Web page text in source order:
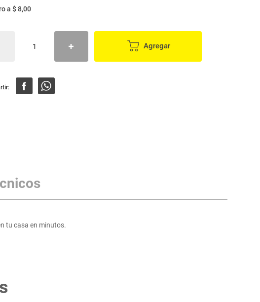
a $ 8,00
Agregar
tu casa en minutos.